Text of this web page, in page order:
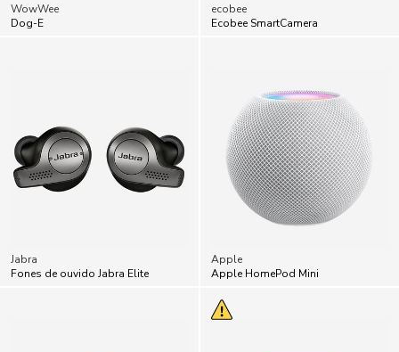
WowWee
Dog-E
ecobee
Ecobee SmartCamera
Jabra
Fones de ouvido Jabra Elite
Apple
Apple HomePod Mini